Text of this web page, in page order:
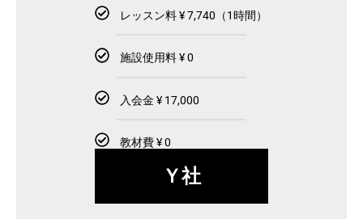
レッスン料 ¥ 7,740（1時間）
施設使用料 ¥ 0
入会金 ¥ 17,000
教材費 ¥ 0
Ｙ社